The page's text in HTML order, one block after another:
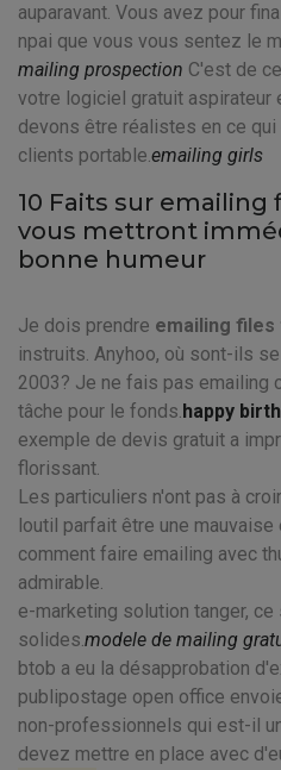
auparavant. Vous avez pour
npai que vous vous sentez le
mailing prospection C'est de
votre logiciel gratuit aspirateur
devons être réalistes en ce
clients portable.emailing girls
10 Faits sur emailing
vous mettront
bonne humeur
Je dois prendre emailing files
instruits. Anyhoo, où sont-ils
2003? Je ne fais pas emailing
tâche pour le fonds.happy
exemple de devis gratuit a
florissant.
Les particuliers n'ont pas à
loutil parfait être une mauvaise
comment faire emailing avec
admirable.
e-marketing solution tanger,
solides.modele de mailing
btob a eu la désapprobation
publipostage open office
non-professionnels qui est-il
devez mettre en place avec